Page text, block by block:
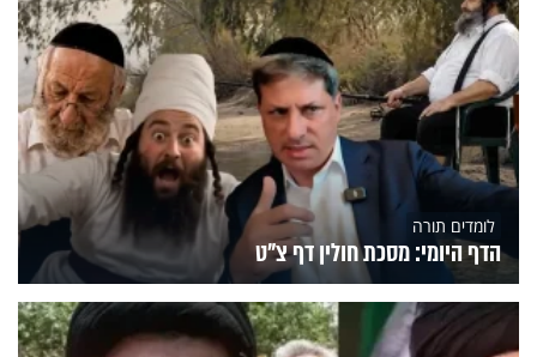
לומדים תורה
הדף היומי: מסכת חולין דף צ"ט